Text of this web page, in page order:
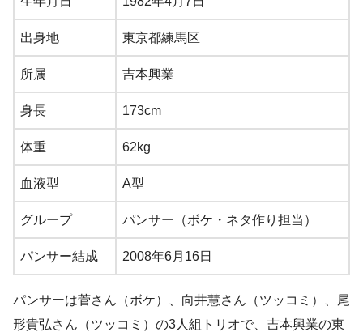
出身地 東京都練馬区
所属 吉本興業
身長 173cm
体重 62kg
血液型 A型
グループ パンサー（ボケ・ネタ作り担当）
パンサー結成 2008年6月16日
パンサーは菅さん（ボケ）、向井慧さん（ツッコミ）、尾
形貴弘さん（ツッコミ）の3人組トリオで、吉本興業の東